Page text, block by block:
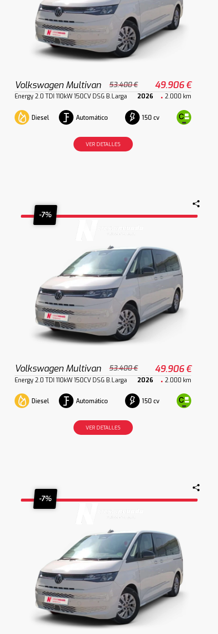
Volkswagen Multivan 53.400 € 49.906 €
Energy 2.0 TDI 110kW 150CV DSG B.Larga 2026 2.000 km
Diesel Automático 150 cv
VER DETALLES
-7%
Volkswagen Multivan 53.400 € 49.906 €
Energy 2.0 TDI 110kW 150CV DSG B.Larga 2026 2.000 km
Diesel Automático 150 cv
VER DETALLES
-7%